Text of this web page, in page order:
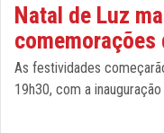
Natal de Luz
comemorações
As festividades
19h30, com a